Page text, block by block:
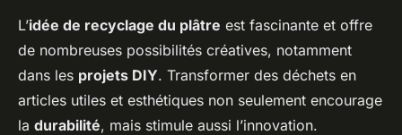
L’idée de recyclage du plâtre est fascinante et offre
de nombreuses possibilités créatives, notamment
dans les projets DIY. Transformer des déchets en
articles utiles et esthétiques non seulement encourage
la durabilité, mais stimule aussi l’innovation.